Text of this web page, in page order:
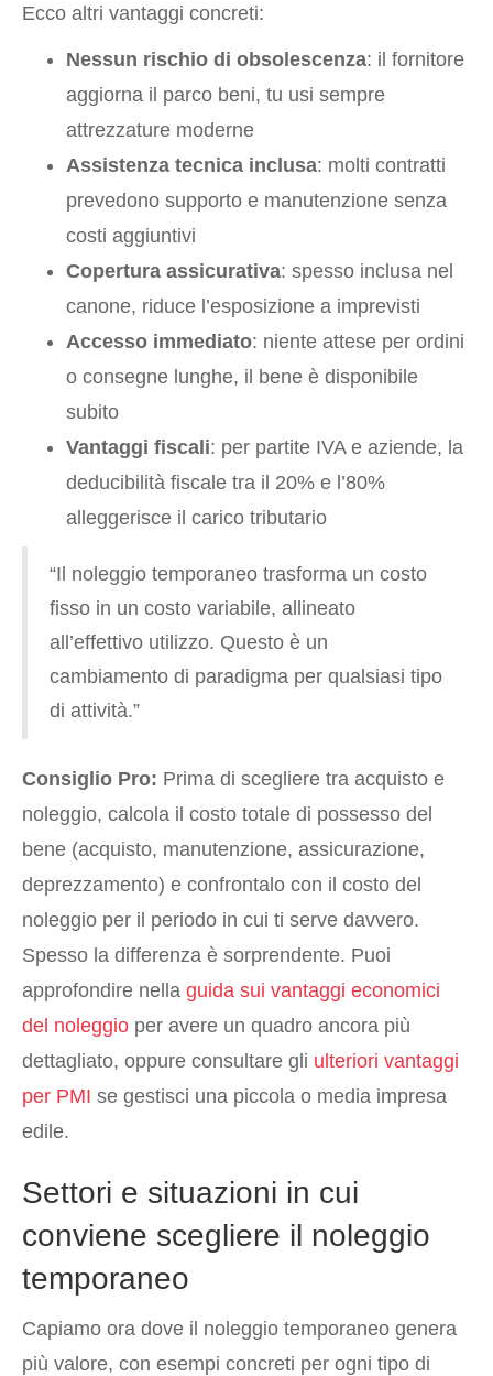
Ecco altri vantaggi concreti:
Nessun rischio di obsolescenza: il fornitore
aggiorna il parco beni, tu usi sempre
attrezzature moderne
Assistenza tecnica inclusa: molti contratti
prevedono supporto e manutenzione senza
costi aggiuntivi
Copertura assicurativa: spesso inclusa nel
canone, riduce l’esposizione a imprevisti
Accesso immediato: niente attese per ordini
o consegne lunghe, il bene è disponibile
subito
Vantaggi fiscali: per partite IVA e aziende, la
deducibilità fiscale tra il 20% e l’80%
alleggerisce il carico tributario
“Il noleggio temporaneo trasforma un costo
fisso in un costo variabile, allineato
all’effettivo utilizzo. Questo è un
cambiamento di paradigma per qualsiasi tipo
di attività.”
Consiglio Pro: Prima di scegliere tra acquisto e
noleggio, calcola il costo totale di possesso del
bene (acquisto, manutenzione, assicurazione,
deprezzamento) e confrontalo con il costo del
noleggio per il periodo in cui ti serve davvero.
Spesso la differenza è sorprendente. Puoi
approfondire nella guida sui vantaggi economici
del noleggio per avere un quadro ancora più
dettagliato, oppure consultare gli ulteriori vantaggi
per PMI se gestisci una piccola o media impresa
edile.
Settori e situazioni in cui
conviene scegliere il noleggio
temporaneo
Capiamo ora dove il noleggio temporaneo genera
più valore, con esempi concreti per ogni tipo di